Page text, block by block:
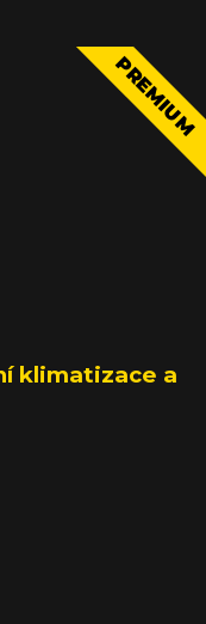
PREMIUM
klimatizace a